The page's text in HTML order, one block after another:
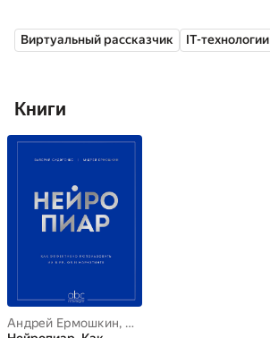
Виртуальный рассказчик IT-технологии
Книги
Андрей Ермошкин, Валерий Сидоренко